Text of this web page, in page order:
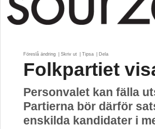
Föreslå ändring Skriv ut Tipsa Dela
Folkpartiet
Personvalet kan fälla
Partierna bör därför
enskilda kandidater i